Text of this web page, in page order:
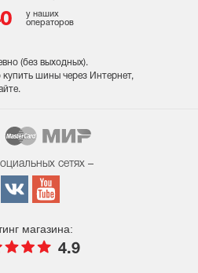
у наших
операторов
(без выходных).
купить шины через Интернет,
сетях –
магазина:
4.9